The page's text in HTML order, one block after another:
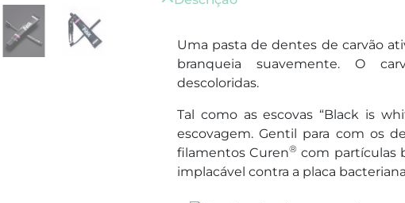
Uma pasta de dentes de carvão
branqueia suavemente. O
descoloridas.
Tal como as escovas “Black is
escovagem. Gentil para com os
filamentos Curen® com partículas
implacável contra a placa